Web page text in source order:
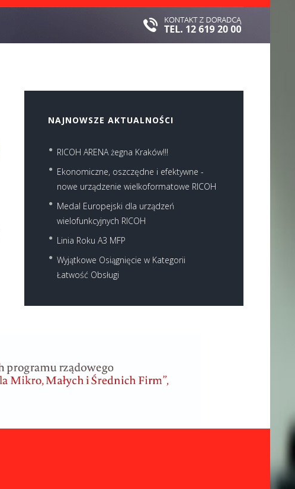
NAJNOWSZE AKTUALNOŚCI
RICOH ARENA żegna Kraków!!!
Ekonomiczne, oszczędne i efektywne -
nowe urządzenie wielkoformatowe RICOH
Medal Europejski dla urządzeń
wielofunkcyjnych RICOH
Linia Roku A3 MFP
Wyjątkowe Osiągnięcie w Kategorii
Łatwość Obsługi